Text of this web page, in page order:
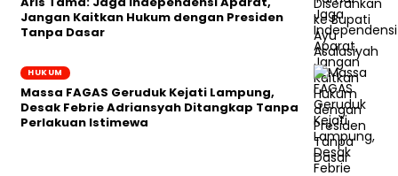
Jangan Kaitkan Hukum dengan Presiden
Tanpa Dasar
HUKUM
Massa FAGAS Geruduk Kejati Lampung,
Desak Febrie Adriansyah Ditangkap Tanpa
Perlakuan Istimewa